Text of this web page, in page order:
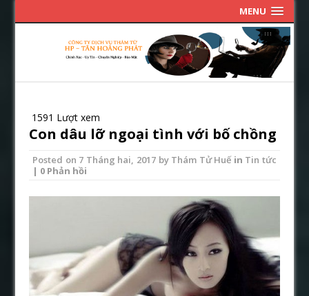
MENU
1591 Lượt xem
Con dâu lỡ ngoại tình với bố chồng
Posted on 7 Tháng hai, 2017by Thám Tử Huếin Tin tức
| 0 Phản hồi